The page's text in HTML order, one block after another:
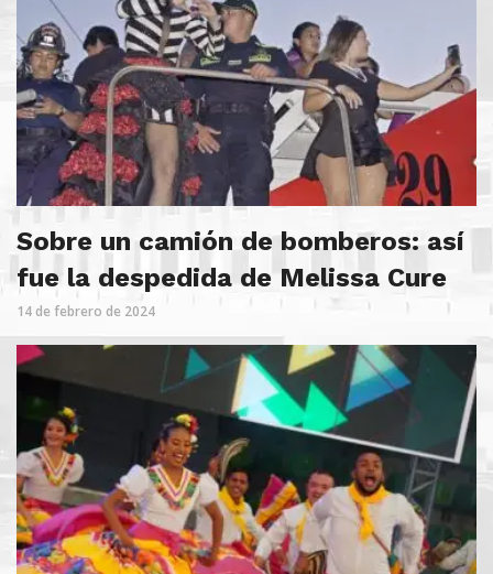
Sobre un camión de bomberos: así
fue la despedida de Melissa Cure
14 de febrero de 2024